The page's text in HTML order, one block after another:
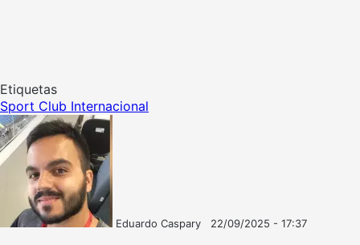
Etiquetas
Sport Club Internacional
Eduardo Caspary
22/09/2025 - 17:37